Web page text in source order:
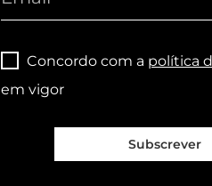
Concordo com a política
em vigor
Subscrever